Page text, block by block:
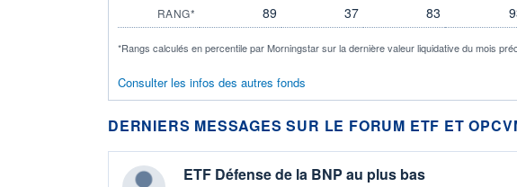
RANG* 89 37 83
*Rangs calculés en percentile par Morningstar sur la dernière valeur liquidative du mois
Consulter les infos des autres fonds
DERNIERS MESSAGES SUR LE FORUM ETF ET
ETF Défense de la BNP au plus bas